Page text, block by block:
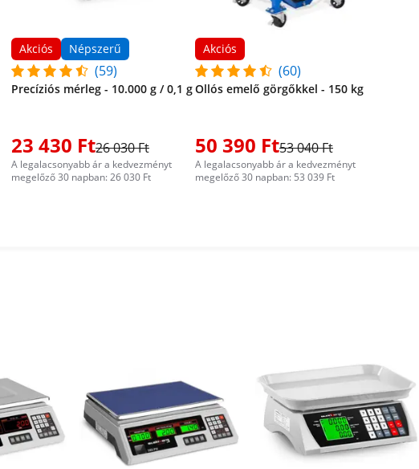
Akciós Népszerű
(59)
Precíziós mérleg - 10.000 g / 0,1 g
23 430 Ft26 030 Ft
A legalacsonyabb ár a kedvezményt
megelőző 30 napban: 26 030 Ft
Akciós
(60)
Ollós emelő görgőkkel - 150 kg
50 390 Ft53 040 Ft
A legalacsonyabb ár a kedvezményt
megelőző 30 napban: 53 039 Ft